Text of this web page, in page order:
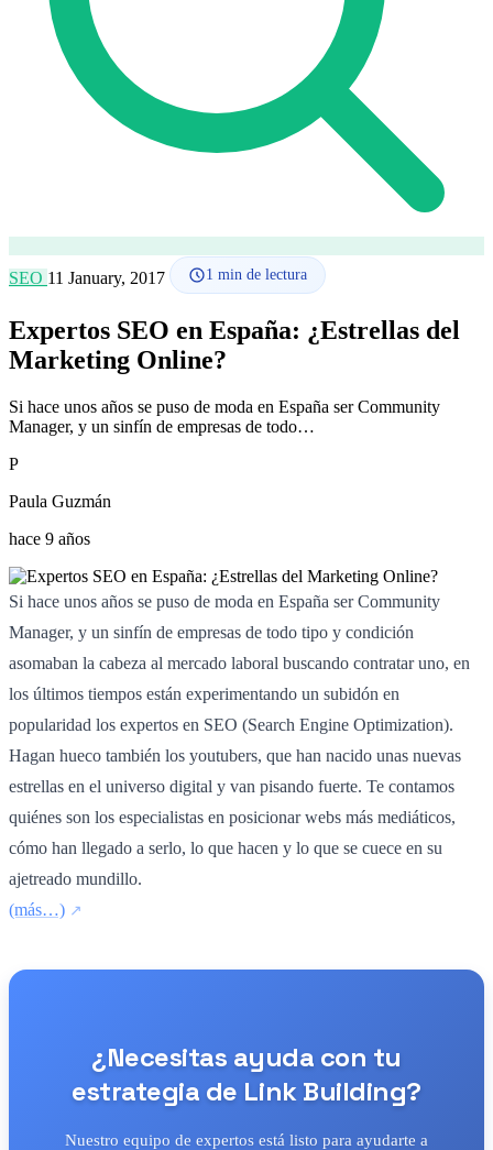
🇪🇸 ES
🇬🇧 EN
Acceder
SEO 11 January, 2017 1 min de lectura
Expertos SEO en España: ¿Estrellas del
Marketing Online?
Si hace unos años se puso de moda en España ser Community
Manager, y un sinfín de empresas de todo…
P
Paula Guzmán
hace 9 años
Si hace unos años se puso de moda en España ser Community
Manager, y un sinfín de empresas de todo tipo y condición
asomaban la cabeza al mercado laboral buscando contratar uno, en
los últimos tiempos están experimentando un subidón en
popularidad los expertos en SEO (Search Engine Optimization).
Hagan hueco también los youtubers, que han nacido unas nuevas
estrellas en el universo digital y van pisando fuerte. Te contamos
quiénes son los especialistas en posicionar webs más mediáticos,
cómo han llegado a serlo, lo que hacen y lo que se cuece en su
ajetreado mundillo.
(más…)
¿Necesitas ayuda con tu
estrategia de Link Building?
Nuestro equipo de expertos está listo para ayudarte a